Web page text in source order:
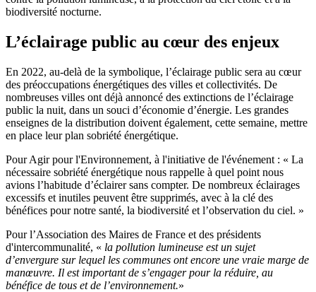
biodiversité nocturne.
L’éclairage public au cœur des enjeux
En 2022, au-delà de la symbolique, l’éclairage public sera au cœur
des préoccupations énergétiques des villes et collectivités. De
nombreuses villes ont déjà annoncé des extinctions de l’éclairage
public la nuit, dans un souci d’économie d’énergie. Les grandes
enseignes de la distribution doivent également, cette semaine, mettre
en place leur plan sobriété énergétique.
Pour Agir pour l'Environnement, à l'initiative de l'événement : « La
nécessaire sobriété énergétique nous rappelle à quel point nous
avions l’habitude d’éclairer sans compter. De nombreux éclairages
excessifs et inutiles peuvent être supprimés, avec à la clé des
bénéfices pour notre santé, la biodiversité et l’observation du ciel. »
Pour l’Association des Maires de France et des présidents
d'intercommunalité, « la pollution lumineuse est un sujet
d’envergure sur lequel les communes ont encore une vraie marge de
manœuvre. Il est important de s’engager pour la réduire, au
bénéfice de tous et de l’environnement.»